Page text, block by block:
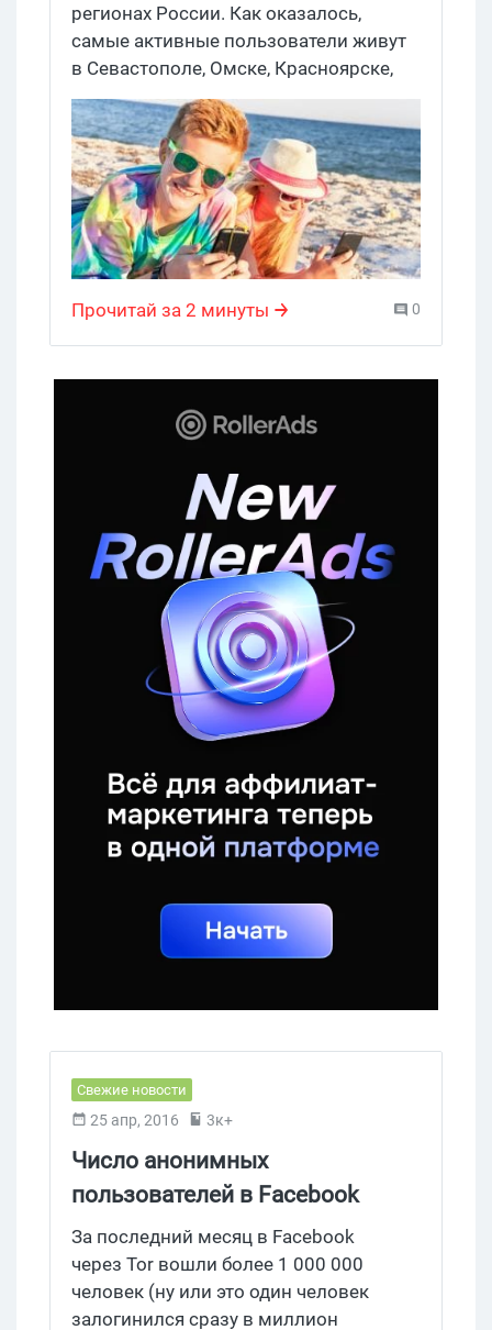
регионах России. Как оказалось,
самые активные пользователи живут
в Севастополе, Омске, Красноярске,
Барнауле и Казани, а самые пассивные
– в Краснодаре, Махачкале и
Хабаровске. Аналогично, самые
популярные сайты в Питере и ко – ВК,
в Москве и ко – Avito, а в Барнауле
вообще Drom, который в большинстве
других регионов даже не в тройке
как его видят пользователи
яшко.хрома, есть, посмотрите
Прочитай за 2 минуты 0
Свежие новости
25 апр, 2016 3к+
Число анонимных
пользователей в Facebook
достигло 1 000 000 человек
За последний месяц в Facebook
через Tor вошли более 1 000 000
человек (ну или это один человек
залогинился сразу в миллион